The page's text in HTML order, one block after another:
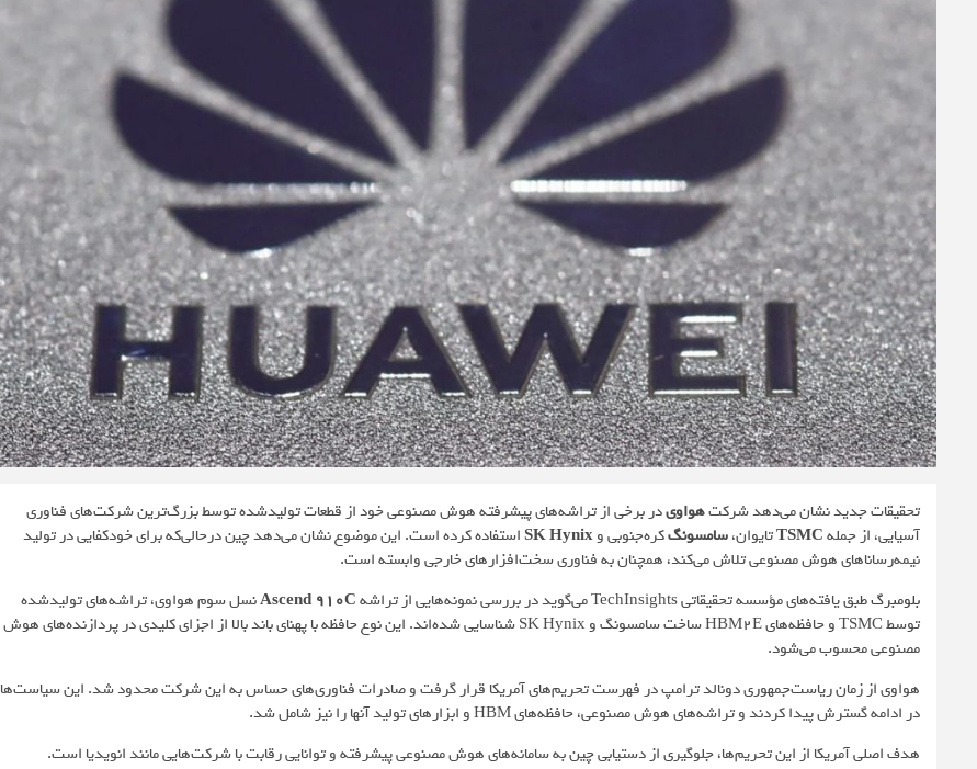
تحقیقات جدید نشان می‌دهد شرکتهواویدر برخی از تراشه‌های پیشرفته‌ هوش مصنوعی خود از قطعات تولیدشده توسط بزرگ‌ترین شرکت‌های فناوری
آسیایی، از جملهTSMCتایوان،سامسونگکره‌جنوبی وSK Hynixاستفاده کرده است. این موضوع نشان می‌دهد چین درحالی‌که برای خودکفایی در تولید
نیمه‌رساناهای هوش مصنوعی تلاش می‌کند، همچنان به فناوری سخت‌افزارهای خارجی وابسته است.
بلومبرگطبق یافته‌های مؤسسه تحقیقاتی TechInsights می‌گوید در بررسی نمونه‌هایی از تراشه‌ Ascend 910Cنسل سوم هواوی، تراشه‌های تولیدشده
توسط TSMC و حافظه‌های HBM2E ساخت سامسونگ و SK Hynix شناسایی شده‌اند. این نوع حافظه با پهنای باند بالا از اجزای کلیدی در پردازنده‌های هوش
مصنوعی محسوب می‌شود.
هواوی از زمان ریاست‌جمهوری دونالد ترامپ در فهرست تحریم‌های آمریکا قرار گرفت و صادرات فناوری‌های حساس به این شرکت محدود شد. این سیاست‌ها
در ادامه گسترش پیدا کردند و تراشه‌های هوش مصنوعی، حافظه‌های HBM و ابزارهای تولید آنها را نیز شامل شد.
هدف اصلی آمریکا از این تحریم‌ها، جلوگیری از دستیابی چین به سامانه‌های هوش مصنوعی پیشرفته و توانایی رقابت با شرکت‌هایی مانند انویدیا است.